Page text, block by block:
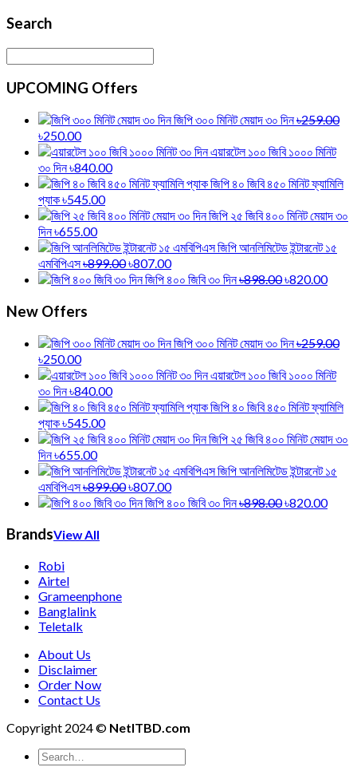
Search
UPCOMING Offers
জিপি ৩০০ মিনিট মেয়াদ ৩০ দিন৳259.00
৳250.00
এয়ারটেল ১০০ জিবি ১০০০ মিনিট
৩০ দিন৳840.00
জিপি ৪০ জিবি ৪৫০ মিনিট ফ্যামিলি
প্যাক৳545.00
জিপি ২৫ জিবি ৪০০ মিনিট মেয়াদ ৩০
দিন৳655.00
জিপি আনলিমিটেড ইন্টারনেট ১৫
এমবিপিএস৳899.00৳807.00
জিপি ৪০০ জিবি ৩০ দিন৳898.00৳820.00
New Offers
জিপি ৩০০ মিনিট মেয়াদ ৩০ দিন৳259.00
৳250.00
এয়ারটেল ১০০ জিবি ১০০০ মিনিট
৩০ দিন৳840.00
জিপি ৪০ জিবি ৪৫০ মিনিট ফ্যামিলি
প্যাক৳545.00
জিপি ২৫ জিবি ৪০০ মিনিট মেয়াদ ৩০
দিন৳655.00
জিপি আনলিমিটেড ইন্টারনেট ১৫
এমবিপিএস৳899.00৳807.00
জিপি ৪০০ জিবি ৩০ দিন৳898.00৳820.00
BrandsView All
Robi
Airtel
Grameenphone
Banglalink
Teletalk
About Us
Disclaimer
Order Now
Contact Us
Copyright 2024 © NetITBD.com